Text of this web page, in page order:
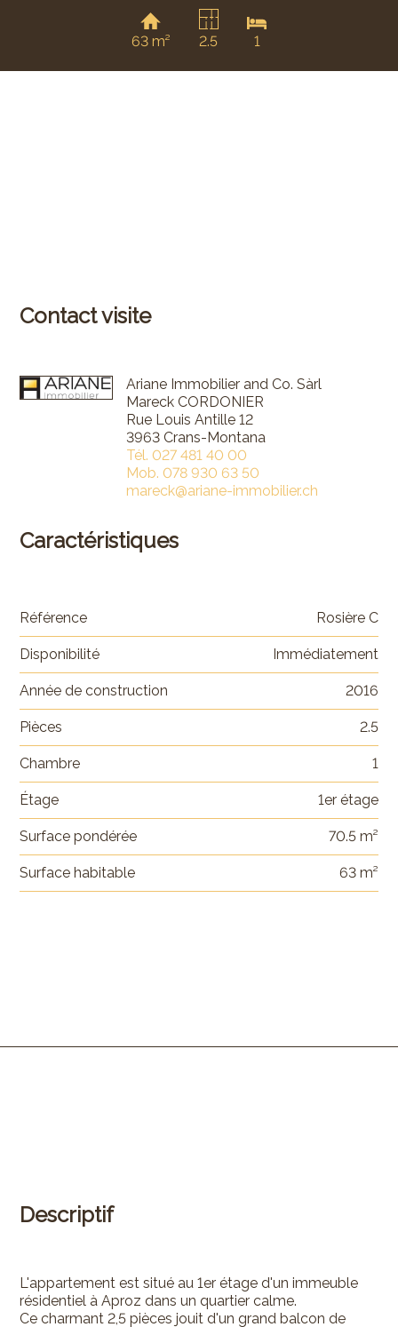
63 m² 2.5 1
Descriptif
L'appartement est situé au 1er étage d'un immeuble
résidentiel à Aproz dans un quartier calme.
Ce charmant 2,5 pièces jouit d'un grand balcon de
Contact visite
Ariane Immobilier and Co. Sàrl
Mareck CORDONIER
Rue Louis Antille 12
3963 Crans-Montana
Tél. 027 481 40 00
Mob. 078 930 63 50
mareck@ariane-immobilier.ch
Caractéristiques
Référence Rosière C
Disponibilité Immédiatement
Année de construction 2016
Pièces 2.5
Chambre 1
Étage 1er étage
Surface pondérée 70.5 m²
Surface habitable 63 m²